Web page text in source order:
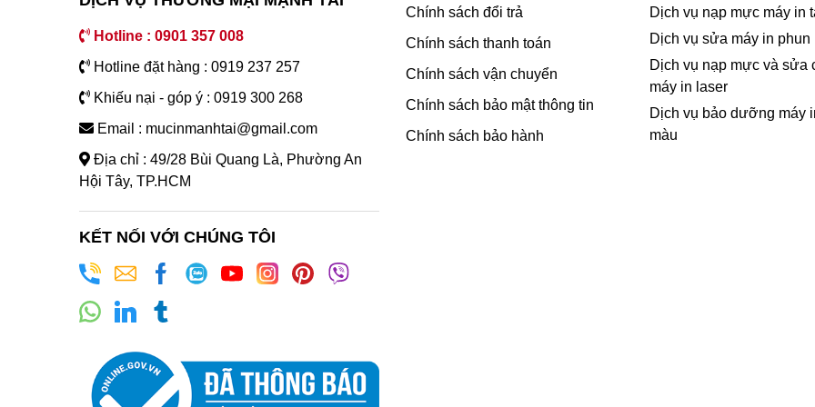
Hotline : 0901 357 008
Hotline đặt hàng : 0919 237 257
Khiếu nại - góp ý : 0919 300 268
Email : mucinmanhtai@gmail.com
Địa chỉ : 49/28 Bùi Quang Là, Phường An
Hội Tây, TP.HCM
KẾT NỐI VỚI CHÚNG TÔI
Chính sách đổi trả
Chính sách thanh toán
Chính sách vận chuyển
Chính sách bảo mật thông tin
Chính sách bảo hành
Dịch vụ nạp mực máy in
Dịch vụ sửa máy in phun
Dịch vụ nạp mực và sửa
máy in laser
Dịch vụ bảo dưỡng máy
màu